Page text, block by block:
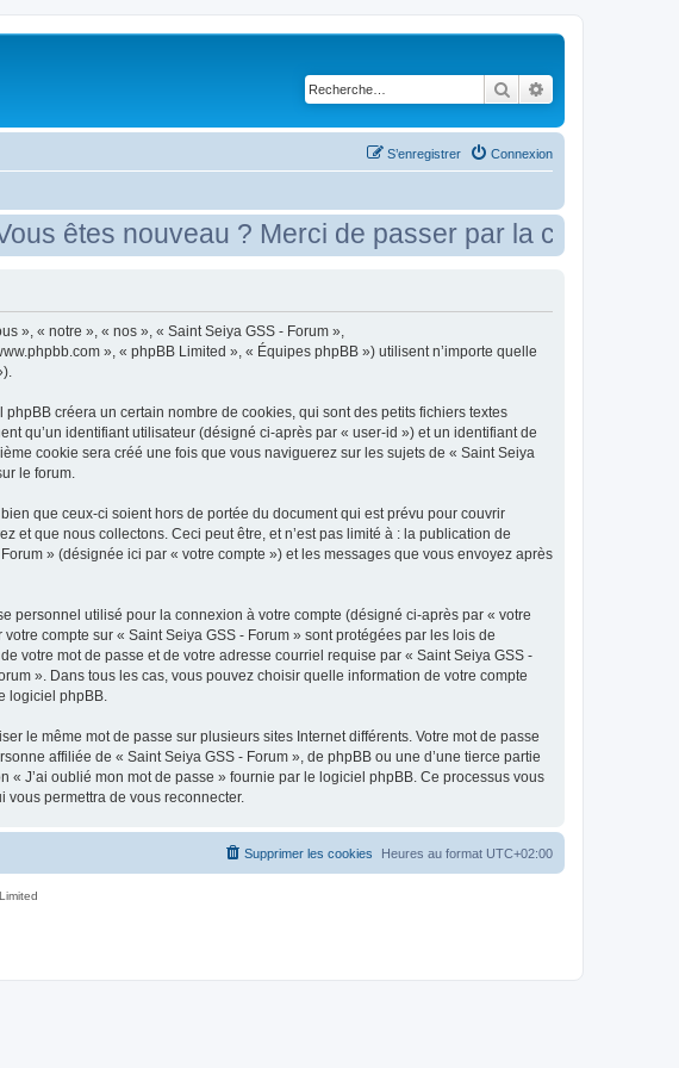
Rechercher
Connexion
S’enregistrer
êtes nouveau ? Merci de passer par la case
», « notre », « nos », « Saint Seiya GSS - Forum »,
», « phpBB Limited », « Équipes phpBB ») utilisent n’importe quelle
créera un certain nombre de cookies, qui sont des petits fichiers textes
qu’un identifiant utilisateur (désigné ci-après par « user-id ») et un identifiant de
cookie sera créé une fois que vous naviguerez sur les sujets de « Saint Seiya
le forum.
que ceux-ci soient hors de portée du document qui est prévu pour couvrir
et que nous collectons. Ceci peut être, et n’est pas limité à : la publication de
» (désignée ici par « votre compte ») et les messages que vous envoyez après
personnel utilisé pour la connexion à votre compte (désigné ci-après par « votre
compte sur « Saint Seiya GSS - Forum » sont protégées par les lois de
votre mot de passe et de votre adresse courriel requise par « Saint Seiya GSS -
». Dans tous les cas, vous pouvez choisir quelle information de votre compte
logiciel phpBB.
le même mot de passe sur plusieurs sites Internet différents. Votre mot de passe
affiliée de « Saint Seiya GSS - Forum », de phpBB ou une d’une tierce partie
J’ai oublié mon mot de passe » fournie par le logiciel phpBB. Ce processus vous
permettra de vous reconnecter.
Heures au format UTC+02:00
Supprimer les cookies